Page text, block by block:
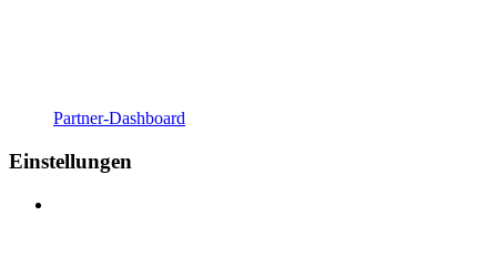
Partner-Dashboard
Einstellungen